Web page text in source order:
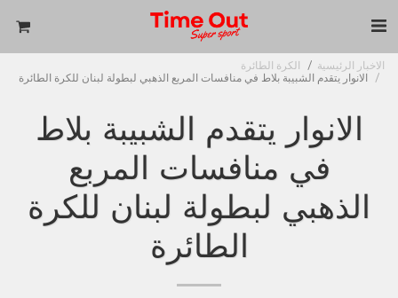
الاخبار الرئيسية
الكرة الطائرة
الانوار يتقدم الشبيبة بلاط في منافسات المربع الذهبي لبطولة لبنان للكرة الطائرة
الانوار يتقدم الشبيبة بلاط
في منافسات المربع
الذهبي لبطولة لبنان للكرة
الطائرة